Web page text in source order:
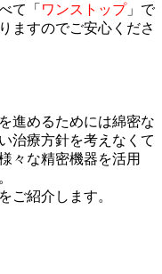
て「 ワンストップ」で
ますのでご安心くださ
進めるためには綿密な
治療方針を考えなくて
々な精密機器を活用
ご紹介します。